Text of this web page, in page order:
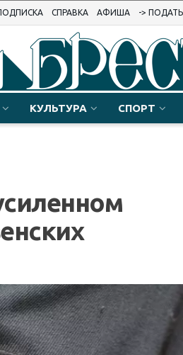
СПРАВКА АФИША ->
КУЛЬТУРА СПОРТ